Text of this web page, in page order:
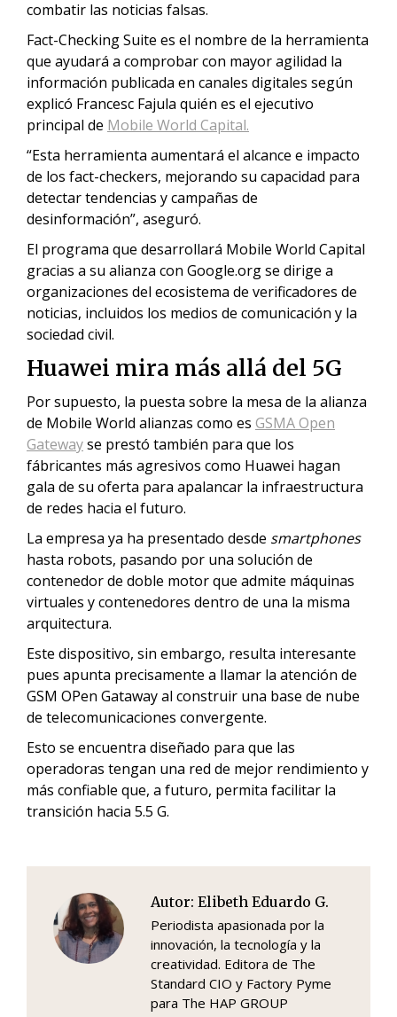
combatir las noticias falsas.
Fact-Checking Suite es el nombre de la herramienta
que ayudará a comprobar con mayor agilidad la
información publicada en canales digitales según
explicó Francesc Fajula quién es el ejecutivo
principal de Mobile World Capital.
“Esta herramienta aumentará el alcance e impacto
de los fact-checkers, mejorando su capacidad para
detectar tendencias y campañas de
desinformación”, aseguró.
El programa que desarrollará Mobile World Capital
gracias a su alianza con Google.org se dirige a
organizaciones del ecosistema de verificadores de
noticias, incluidos los medios de comunicación y la
sociedad civil.
Huawei mira más allá del 5G
Por supuesto, la puesta sobre la mesa de la alianza
de Mobile World alianzas como es GSMA Open
Gatewayse prestó también para que los
fábricantes más agresivos como Huawei hagan
gala de su oferta para apalancar la infraestructura
de redes hacia el futuro.
La empresa ya ha presentado desde smartphones
hasta robots, pasando por una solución de
contenedor de doble motor que admite máquinas
virtuales y contenedores dentro de una la misma
arquitectura.
Este dispositivo, sin embargo, resulta interesante
pues apunta precisamente a llamar la atención de
GSM OPen Gataway al construir una base de nube
de telecomunicaciones convergente.
Esto se encuentra diseñado para que las
operadoras tengan una red de mejor rendimiento y
más confiable que, a futuro, permita facilitar la
transición hacia 5.5 G.
Autor: Elibeth Eduardo G.
Periodista apasionada por la
innovación, la tecnología y la
creatividad. Editora de The
Standard CIO y Factory Pyme
para The HAP GROUP